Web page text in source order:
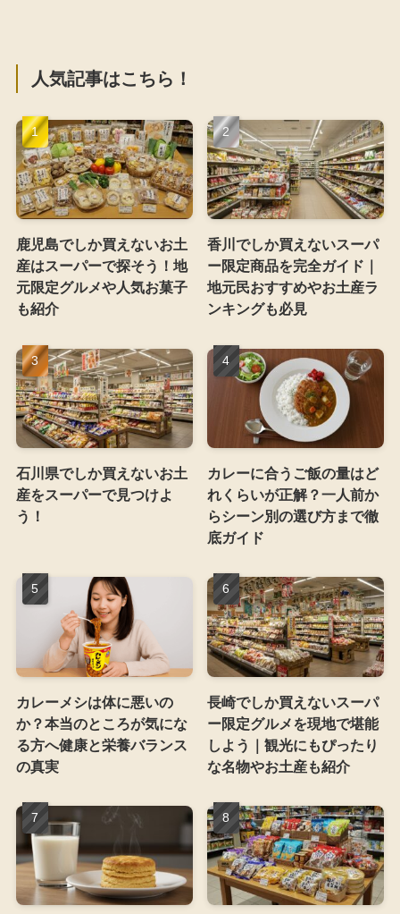
人気記事はこちら！
鹿児島でしか買えないお土
産はスーパーで探そう！地
元限定グルメや人気お菓子
も紹介
香川でしか買えないスーパ
ー限定商品を完全ガイド｜
地元民おすすめやお土産ラ
ンキングも必見
石川県でしか買えないお土
産をスーパーで見つけよ
う！
カレーに合うご飯の量はど
れくらいが正解？一人前か
らシーン別の選び方まで徹
底ガイド
カレーメシは体に悪いの
か？本当のところが気にな
る方へ健康と栄養バランス
の真実
長崎でしか買えないスーパ
ー限定グルメを現地で堪能
しよう｜観光にもぴったり
な名物やお土産も紹介